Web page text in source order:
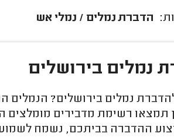
הדברת נמלים / נמלי אש
נמלים בירושלים
נמלים בירושלים?
תמצאו רשימת מדבירים מומלצים
ההדברה בביתכם, נשמח